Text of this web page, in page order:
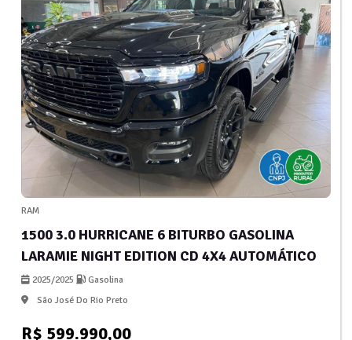
RAM
1500 3.0 HURRICANE 6 BITURBO GASOLINA
LARAMIE NIGHT EDITION CD 4X4 AUTOMÁTICO
2025/2025
Gasolina
São José Do Rio Preto
R$ 599.990,00